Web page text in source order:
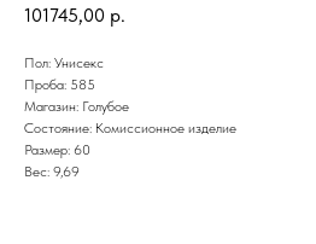
101745,00 р.
Пол: Унисекс
Проба: 585
Магазин: Голубое
Состояние: Комиссионное изделие
Размер: 60
Вес: 9,69